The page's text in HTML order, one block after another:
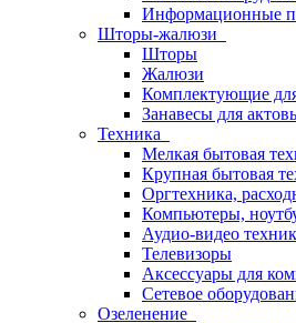
Информационные
Шторы-жалюзи
Шторы
Жалюзи
Комплектующие
Занавесы для
Техника
Мелкая бытовая
Крупная бытовая
Оргтехника,
Компьютеры,
Аудио-видео
Телевизоры
Аксессуары для
Сетевое
Озеленение